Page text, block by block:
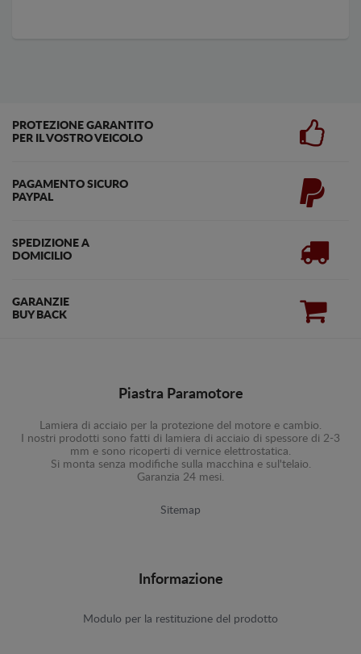
PROTEZIONE GARANTITO
PER IL VOSTRO VEICOLO
PAGAMENTO SICURO
PAYPAL
SPEDIZIONE A
DOMICILIO
GARANZIE
BUY BACK
Piastra Paramotore
Lamiera di acciaio per la protezione del motore e cambio.
I nostri prodotti sono fatti di lamiera di acciaio di spessore di 2-3
mm e sono ricoperti di vernice elettrostatica.
Si monta senza modifiche sulla macchina e sul'telaio.
Garanzia 24 mesi.
Sitemap
Informazione
Modulo per la restituzione del prodotto